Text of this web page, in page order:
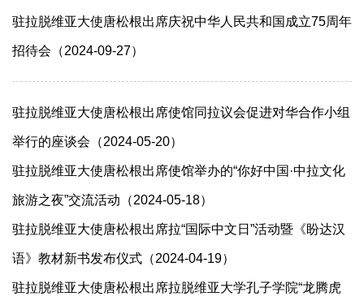
驻拉脱维亚大使唐松根出席庆祝中华人民共和国成立75周年
招待会（2024-09-27）
驻拉脱维亚大使唐松根出席使馆同拉议会促进对华合作小组
举行的座谈会（2024-05-20）
驻拉脱维亚大使唐松根出席使馆举办的“你好中国·中拉文化
旅游之夜”交流活动（2024-05-18）
驻拉脱维亚大使唐松根出席拉“国际中文日”活动暨《盼达汉
语》教材新书发布仪式（2024-04-19）
驻拉脱维亚大使唐松根出席拉脱维亚大学孔子学院“龙腾虎